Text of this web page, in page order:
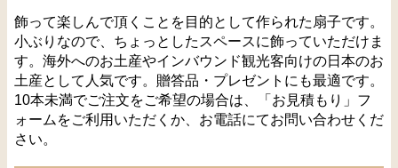
飾って楽しんで頂くことを目的として作られた扇子です。
小ぶりなので、ちょっとしたスペースに飾っていただけま
す。海外へのお土産やインバウンド観光客向けの日本のお
土産として人気です。贈答品・プレゼントにも最適です。
10本未満でご注文をご希望の場合は、「お見積もり」フ
ォームをご利用いただくか、お電話にてお問い合わせくだ
さい。